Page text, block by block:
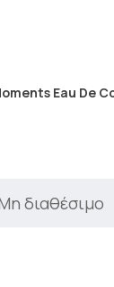
Eau De
διαθέσιμο